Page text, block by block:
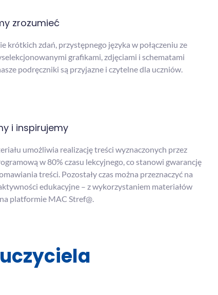
zrozumieć
krótkich zdań, przystępnego języka w połączeniu ze
grafikami, zdjęciami i schematami
podręczniki są przyjazne i czytelne dla uczniów.
i inspirujemy
umożliwia realizację treści wyznaczonych przez
w 80% czasu lekcyjnego, co stanowi gwarancję
treści. Pozostały czas można przeznaczyć na
edukacyjne – z wykorzystaniem materiałów
platformie MAC Stref@.